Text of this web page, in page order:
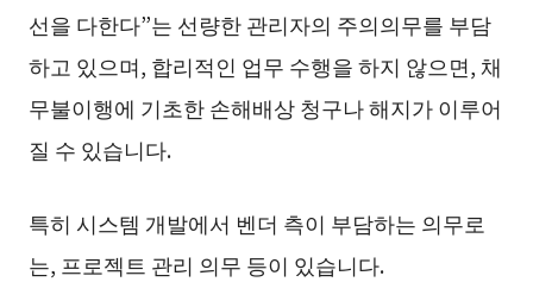
선을 다한다”는 선량한 관리자의 주의의무를 부담
하고 있으며, 합리적인 업무 수행을 하지 않으면, 채
무불이행에 기초한 손해배상 청구나 해지가 이루어
질 수 있습니다.
특히 시스템 개발에서 벤더 측이 부담하는 의무로
는, 프로젝트 관리 의무 등이 있습니다.